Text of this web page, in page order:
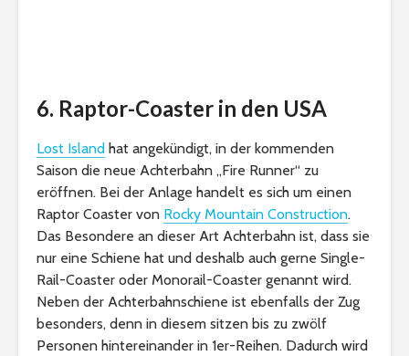
6. Raptor-Coaster in den USA
Lost Island hat angekündigt, in der kommenden
Saison die neue Achterbahn „Fire Runner“ zu
eröffnen. Bei der Anlage handelt es sich um einen
Raptor Coaster von Rocky Mountain Construction.
Das Besondere an dieser Art Achterbahn ist, dass sie
nur eine Schiene hat und deshalb auch gerne Single-
Rail-Coaster oder Monorail-Coaster genannt wird.
Neben der Achterbahnschiene ist ebenfalls der Zug
besonders, denn in diesem sitzen bis zu zwölf
Personen hintereinander in 1er-Reihen. Dadurch wird